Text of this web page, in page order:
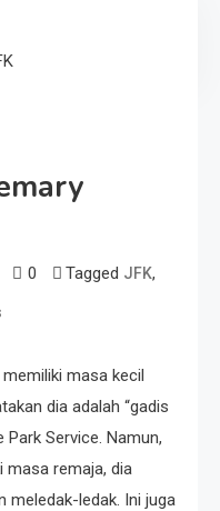
0 Tagged JFK,
masa kecil
dia adalah “gadis
Park Service. Namun,
masa remaja, dia
meledak-ledak. Ini juga